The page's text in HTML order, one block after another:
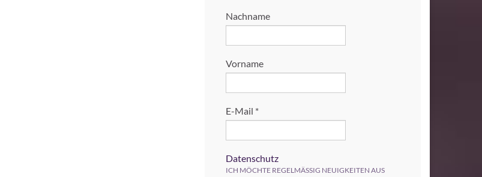
Nachname
Vorname
E-Mail *
Datenschutz
ICH MÖCHTE REGELMÄSSIG NEUIGKEITEN AUS